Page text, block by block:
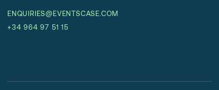
ENQUIRIES@EVENTSCASE.COM
+34 964 97 51 15